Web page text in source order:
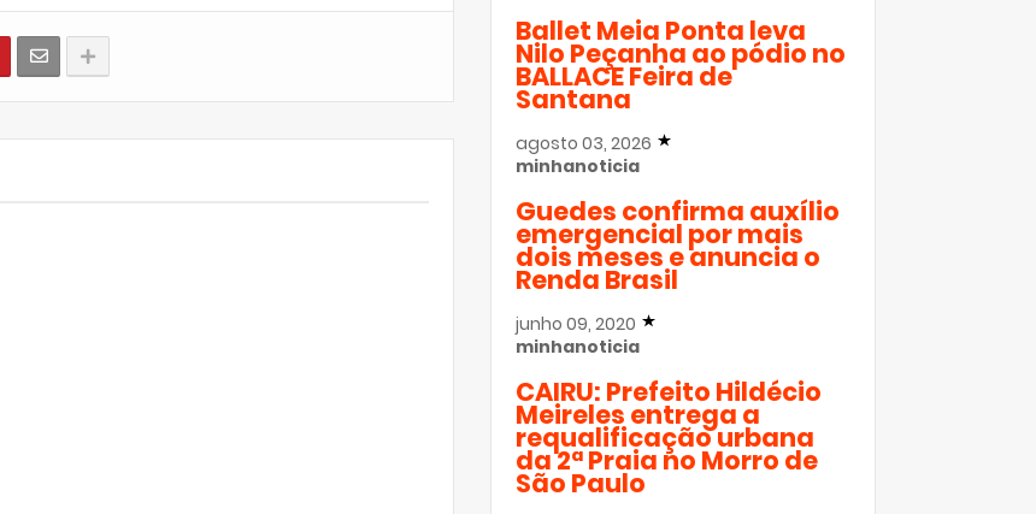
Ballet Meia Ponta leva
Nilo Peçanha ao pódio no
BALLACE Feira de
Santana
agosto 03, 2026
minhanoticia
Guedes confirma auxílio
emergencial por mais
dois meses e anuncia o
Renda Brasil
junho 09, 2020
minhanoticia
CAIRU: Prefeito Hildécio
Meireles entrega a
requalificação urbana
da 2ª Praia no Morro de
São Paulo